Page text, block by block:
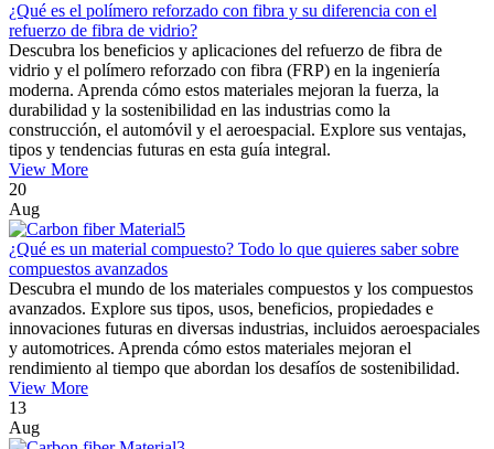
¿Qué es el polímero reforzado con fibra y su diferencia con el
refuerzo de fibra de vidrio?
Descubra los beneficios y aplicaciones del refuerzo de fibra de
vidrio y el polímero reforzado con fibra (FRP) en la ingeniería
moderna. Aprenda cómo estos materiales mejoran la fuerza, la
durabilidad y la sostenibilidad en las industrias como la
construcción, el automóvil y el aeroespacial. Explore sus ventajas,
tipos y tendencias futuras en esta guía integral.
View More
20
Aug
¿Qué es un material compuesto? Todo lo que quieres saber sobre
compuestos avanzados
Descubra el mundo de los materiales compuestos y los compuestos
avanzados. Explore sus tipos, usos, beneficios, propiedades e
innovaciones futuras en diversas industrias, incluidos aeroespaciales
y automotrices. Aprenda cómo estos materiales mejoran el
rendimiento al tiempo que abordan los desafíos de sostenibilidad.
View More
13
Aug